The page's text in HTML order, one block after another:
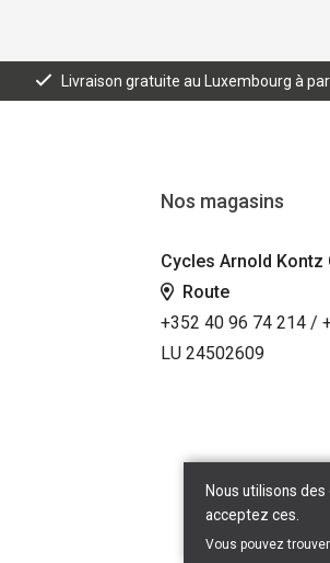
Livraison gratuite au Luxembourg à
Nos magasins
Cycles Arnold Kontz
Route
+352 40 96 74 214 /
LU 24502609
Nous utilisons
acceptez ces.
Vous pouvez